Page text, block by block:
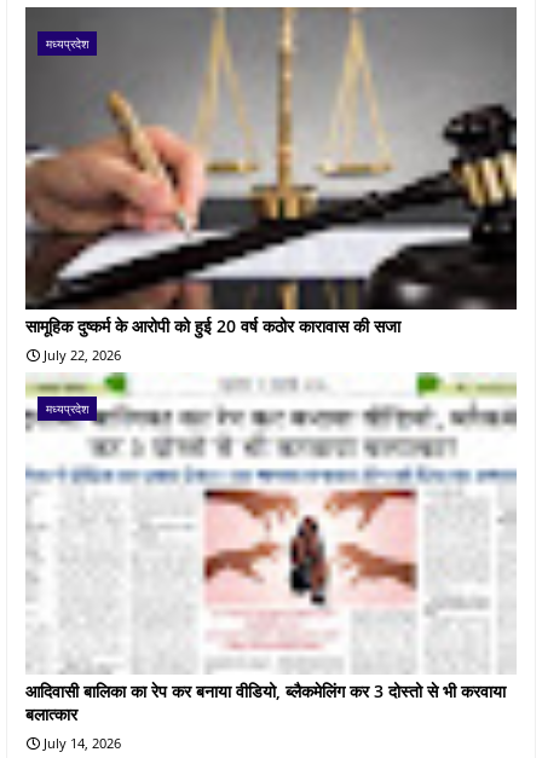
मध्यप्रदेश
सामूहिक दुष्कर्म के आरोपी को हुई 20 वर्ष कठोर कारावास की सजा
July 22, 2026
मध्यप्रदेश
आदिवासी बालिका का रेप कर बनाया वीडियो, ब्लैकमेलिंग कर 3 दोस्तो से भी करवाया
बलात्कार
July 14, 2026